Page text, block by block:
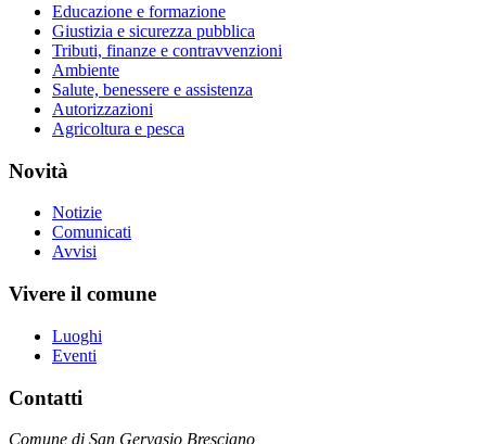
Educazione e formazione
Giustizia e sicurezza pubblica
Tributi, finanze e contravvenzioni
Ambiente
Salute, benessere e assistenza
Autorizzazioni
Agricoltura e pesca
Novità
Notizie
Comunicati
Avvisi
Vivere il comune
Luoghi
Eventi
Contatti
Comune di San Gervasio Bresciano